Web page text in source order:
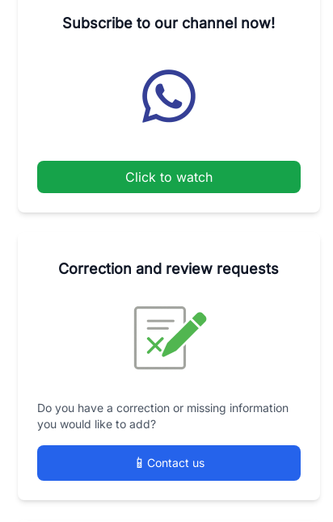
Subscribe to our channel now!
Click to watch
Correction and review requests
Do you have a correction or missing information
you would like to add?
📱Contact us